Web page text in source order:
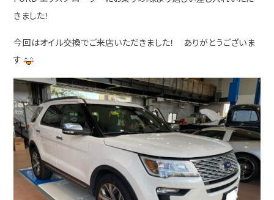
きました！
今回はオイル交換でご来店いただきました！ ありがとうございま
す